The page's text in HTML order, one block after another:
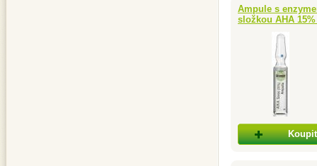
Ampule s
složkou AHA
Koupit